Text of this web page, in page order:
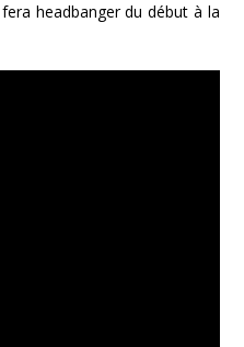
headbanger du début à la